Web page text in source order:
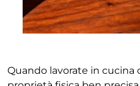
Quando lavorate in cucina